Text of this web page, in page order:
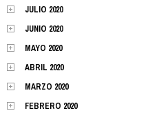
JULIO 2020
JUNIO 2020
MAYO 2020
ABRIL 2020
MARZO 2020
FEBRERO 2020